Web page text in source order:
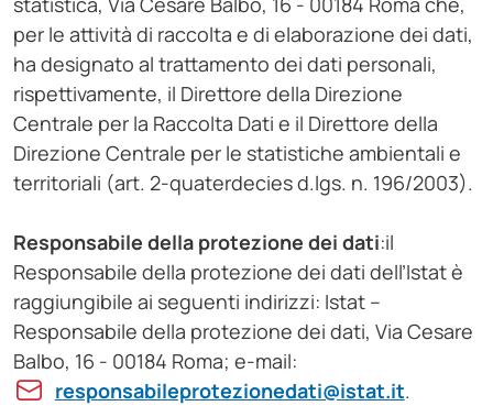
per le attività di raccolta e di elaborazione dei dati,
ha designato al trattamento dei dati personali,
rispettivamente, il Direttore della Direzione
Centrale per la Raccolta Dati e il Direttore della
Direzione Centrale per le statistiche ambientali e
territoriali (art. 2-quaterdecies d.lgs. n. 196/2003).
Responsabile della protezione dei dati:il
Responsabile della protezione dei dati dell’Istat è
raggiungibile ai seguenti indirizzi: Istat –
Responsabile della protezione dei dati, Via Cesare
Balbo, 16 - 00184 Roma; e-mail:
responsabileprotezionedati@istat.it.